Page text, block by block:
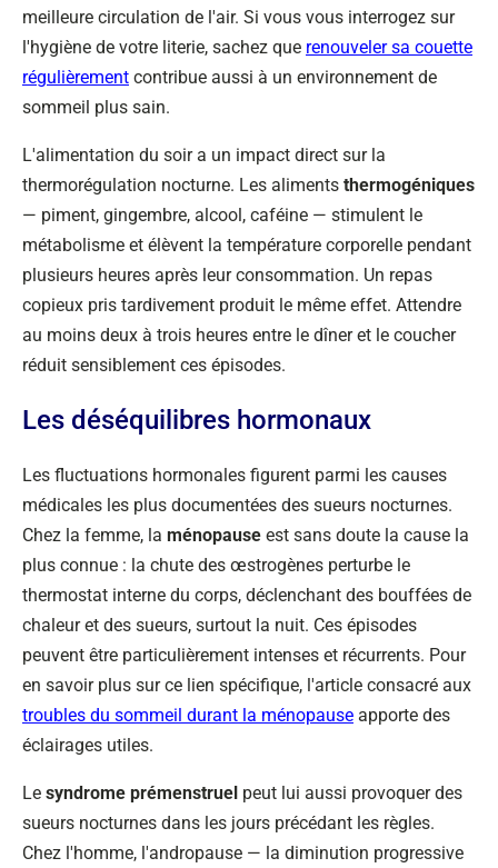
meilleure circulation de l'air. Si vous vous interrogez sur
l'hygiène de votre literie, sachez que renouveler sa couette
régulièrement contribue aussi à un environnement de
sommeil plus sain.
L'alimentation du soir a un impact direct sur la
thermorégulation nocturne. Les aliments thermogéniques
— piment, gingembre, alcool, caféine — stimulent le
métabolisme et élèvent la température corporelle pendant
plusieurs heures après leur consommation. Un repas
copieux pris tardivement produit le même effet. Attendre
au moins deux à trois heures entre le dîner et le coucher
réduit sensiblement ces épisodes.
Les déséquilibres hormonaux
Les fluctuations hormonales figurent parmi les causes
médicales les plus documentées des sueurs nocturnes.
Chez la femme, la ménopause est sans doute la cause la
plus connue : la chute des œstrogènes perturbe le
thermostat interne du corps, déclenchant des bouffées de
chaleur et des sueurs, surtout la nuit. Ces épisodes
peuvent être particulièrement intenses et récurrents. Pour
en savoir plus sur ce lien spécifique, l'article consacré aux
troubles du sommeil durant la ménopause apporte des
éclairages utiles.
Le syndrome prémenstruel peut lui aussi provoquer des
sueurs nocturnes dans les jours précédant les règles.
Chez l'homme, l'andropause — la diminution progressive